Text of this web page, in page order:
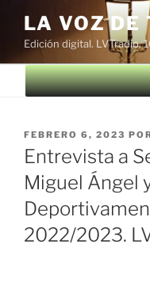
contenido
LA VOZ DE
Edición digital. LVTradio,
PUBLICADO
EL
FEBRERO 6, 2023
Entrevista a
Miguel Ángel
2022/2023.